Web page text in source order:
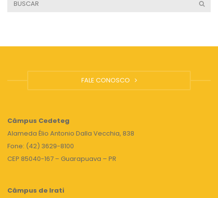
FALE CONOSCO
Câmpus Cedeteg
Alameda Élio Antonio Dalla Vecchia, 838
Fone: (42) 3629-8100
CEP 85040-167 – Guarapuava – PR
Câmpus de Irati